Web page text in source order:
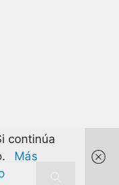
continúa
Más